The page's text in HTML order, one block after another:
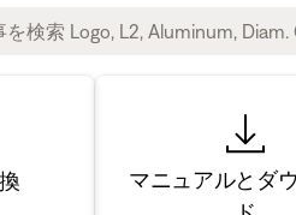
マニュアルとダ